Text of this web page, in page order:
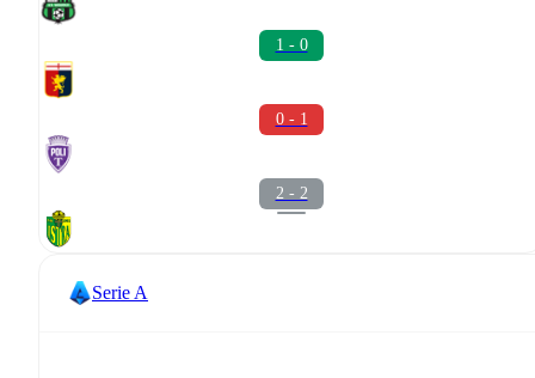
1 - 0
0 - 1
2 - 2
Serie A